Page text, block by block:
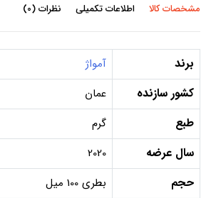
مشخصات کالا اطلاعات تکمیلی نظرات (0)
برند آمواژ
کشور سازنده عمان
طبع گرم
سال عرضه 2020
حجم بطری 100 میل